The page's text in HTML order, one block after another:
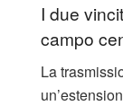
I due
campo
La